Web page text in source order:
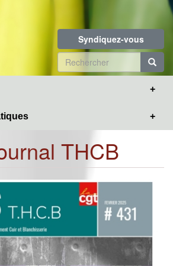
Syndiquez-vous
Formulaire
de
THCB